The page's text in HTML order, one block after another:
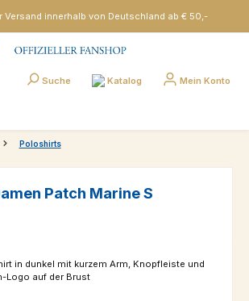
Versand innerhalb von Deutschland ab € 50,-
Suche Katalog Mein Konto
Poloshirts
Patch Marine S